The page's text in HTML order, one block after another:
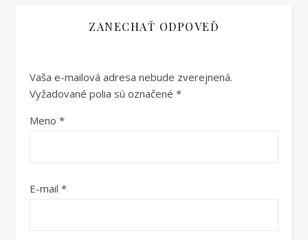
ZANECHAŤ ODPOVEĎ
Vaša e-mailová adresa nebude zverejnená.
Vyžadované polia sú označené *
Meno *
E-mail *